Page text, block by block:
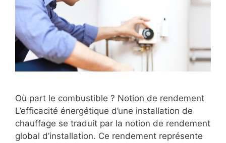
Où part le combustible ? Notion de rendement
L’efficacité énergétique d’une installation de
chauffage se traduit par la notion de rendement
global d’installation. Ce rendement représente